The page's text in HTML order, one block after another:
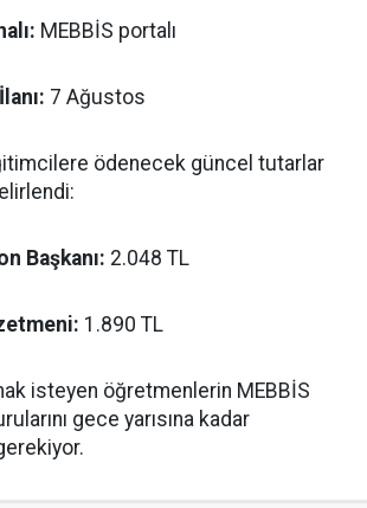
MEBBİS portalı
7 Ağustos
ödenecek güncel tutarlar
Başkanı: 2.048 TL
1.890 TL
isteyen öğretmenlerin MEBBİS
gece yarısına kadar